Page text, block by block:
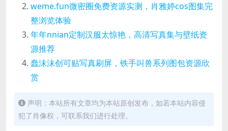
weme.fun微密圈免费资源实测，肖雅婷cos图集完
整浏览体验
年年nnian定制汉服太惊艳，高清写真集与壁纸资
源推荐
蠢沫沫创可贴写真刷屏，铁手叫兽系列图包资源欣
赏
声明：本站所有文章均为本站原创发布，如若本站内容侵
犯了肖像权，可联系我们进行处理。